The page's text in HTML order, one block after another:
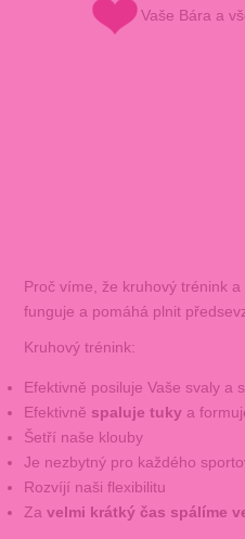
Vaše Bára a
Proč víme, že kruhový trénink
funguje a pomáhá plnit
Kruhový trénink:
Efektivně posiluje Vaše svaly a
Efektivně spaluje tukya
Šetří naše klouby
Je nezbytný pro každého
Rozvíjí naši flexibilitu
Za velmi krátký čas spálíme